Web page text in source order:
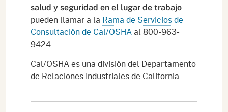
salud y seguridad en el lugar de trabajo
pueden llamar a la Rama de Servicios de
Consultación de Cal/OSHAal 800-963-
9424.
Cal/OSHA es una división del Departamento
de Relaciones Industriales de California